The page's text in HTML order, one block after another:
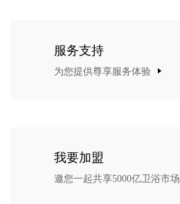
服务支持
为您提供尊享服务体验
我要加盟
邀您一起共享5000亿卫浴市场